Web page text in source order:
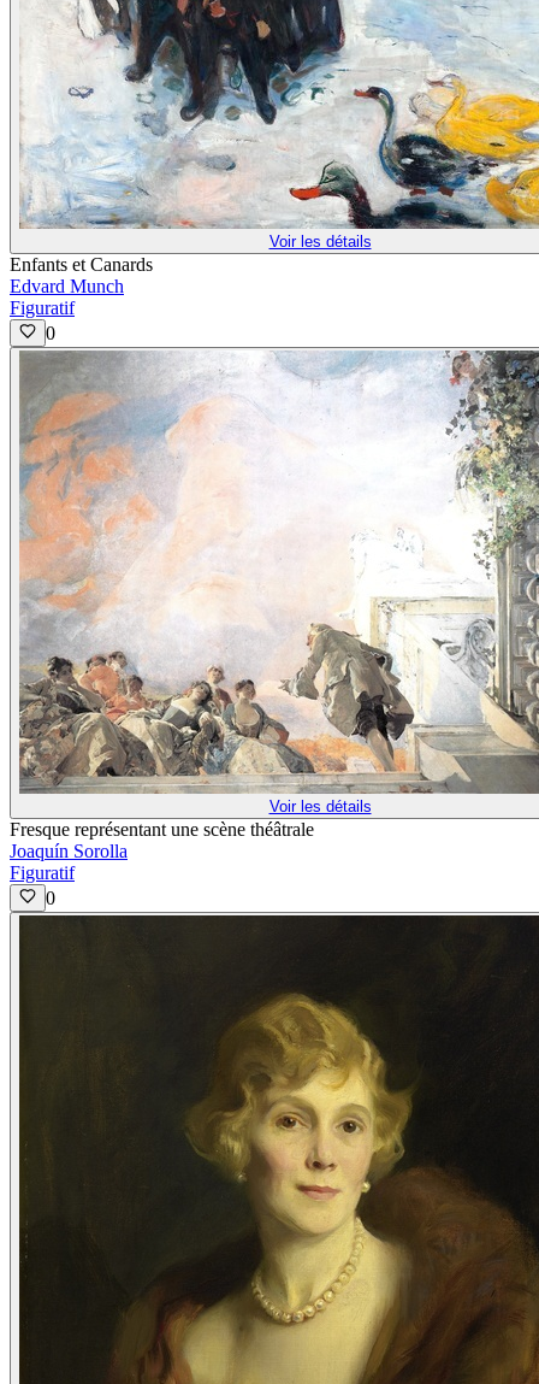
Voir les détails
Enfants et Canards
Edvard Munch
Figuratif
0
Voir les détails
Fresque représentant une scène théâtrale
Joaquín Sorolla
Figuratif
0